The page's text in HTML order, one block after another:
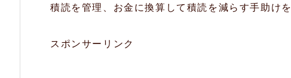
積読を管理、お金に換算して積読を減らす手助け
スポンサーリンク